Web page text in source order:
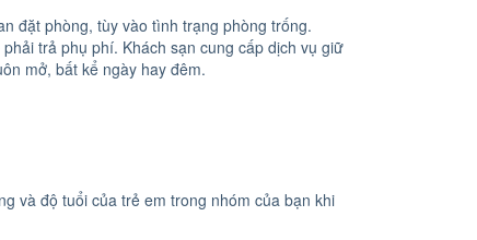
đặt phòng, tùy vào tình trạng phòng trống.
trả phụ phí. Khách sạn cung cấp dịch vụ giữ
mở, bất kể ngày hay đêm.
và độ tuổi của trẻ em trong nhóm của bạn khi